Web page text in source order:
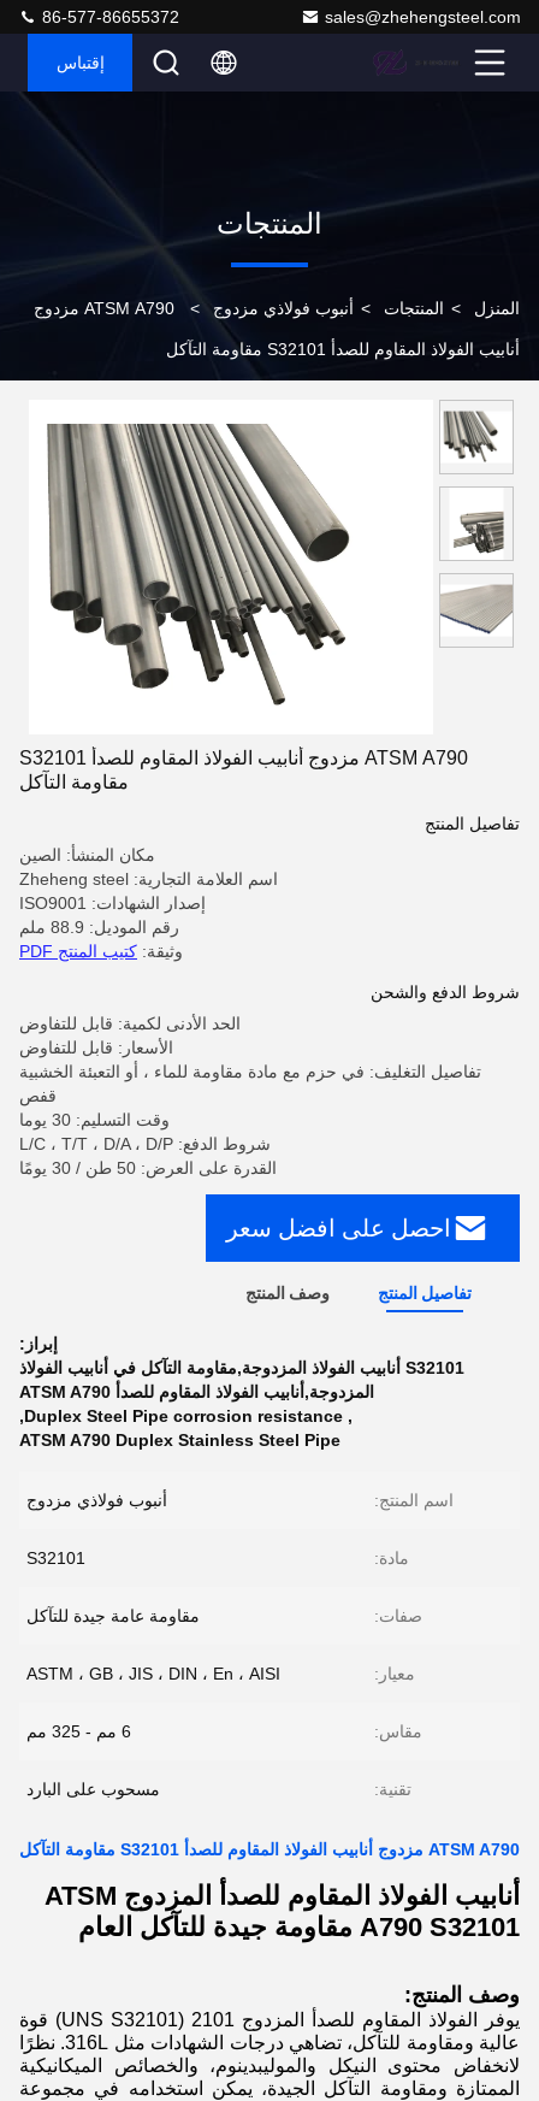
sales@zhehengsteel.com
86-577-86655372
إقتباس
المنتجات
المنزل > المنتجات > أنبوب فولاذي مزدوج > ATSM A790 مزدوج
أنابيب الفولاذ المقاوم للصدأ S32101 مقاومة التآكل
ATSM A790 مزدوج أنابيب الفولاذ المقاوم للصدأ S32101
مقاومة التآكل
تفاصيل المنتج
مكان المنشأ: الصين
اسم العلامة التجارية: Zheheng steel
إصدار الشهادات: ISO9001
رقم الموديل: 88.9 ملم
وثيقة: كتيب المنتج PDF
شروط الدفع والشحن
الحد الأدنى لكمية: قابل للتفاوض
الأسعار: قابل للتفاوض
تفاصيل التغليف: في حزم مع مادة مقاومة للماء ، أو التعبئة الخشبية
قفص
وقت التسليم: 30 يوما
شروط الدفع: L/C ، T/T ، D/A ، D/P
القدرة على العرض: 50 طن / 30 يومًا
احصل على افضل سعر
تفاصيل المنتج وصف المنتج
إبراز:
S32101 أنابيب الفولاذ المزدوجة,مقاومة التآكل في أنابيب الفولاذ
المزدوجة,أنابيب الفولاذ المقاوم للصدأ ATSM A790
,
Duplex Steel Pipe corrosion resistance
,
ATSM A790 Duplex Stainless Steel Pipe
اسم المنتج: أنبوب فولاذي مزدوج
مادة: S32101
صفات: مقاومة عامة جيدة للتآكل
معيار: ASTM ، GB ، JIS ، DIN ، En ، AISI
مقاس: 6 مم - 325 مم
تقنية: مسحوب على البارد
ATSM A790 مزدوج أنابيب الفولاذ المقاوم للصدأ S32101 مقاومة التآكل
أنابيب الفولاذ المقاوم للصدأ المزدوج ATSM
A790 S32101 مقاومة جيدة للتآكل العام
وصف المنتج:
يوفر الفولاذ المقاوم للصدأ المزدوج 2101 (UNS S32101) قوة
عالية ومقاومة للتآكل، تضاهي درجات الشهادات مثل 316L. نظرًا
لانخفاض محتوى النيكل والموليبدينوم، والخصائص الميكانيكية
الممتازة ومقاومة التآكل الجيدة، يمكن استخدامه في مجموعة